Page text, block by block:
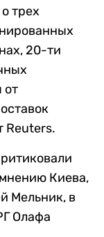
трех
20-ти
от
Reuters.
Киева,
Мельник, в
Олафа